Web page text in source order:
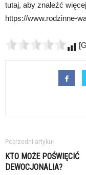
tutaj, aby znaleźć
https://www.rodzinne-
Poprzedni artykuł
KTO MOŻE POŚWIĘCIĆ
DEWOCJONALIA?